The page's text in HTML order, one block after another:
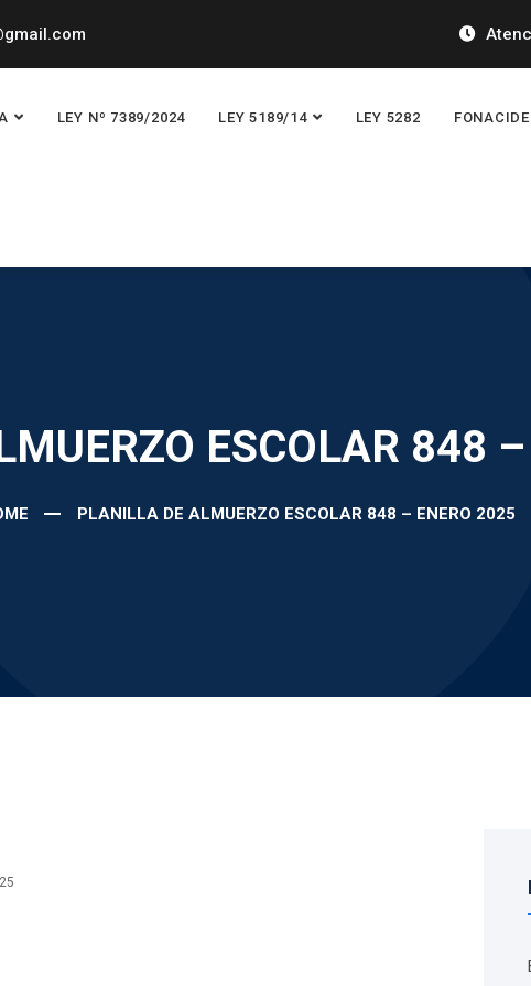
LEY Nº 7389/2024 LEY 5189/14 LEY 5282 FONACIDE
ESCOLAR 848
PLANILLA DE ALMUERZO ESCOLAR 848 – ENERO 2025